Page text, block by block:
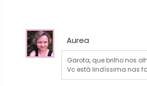
Aurea
Garota, que brilho nos
Vc está lindíssima nas